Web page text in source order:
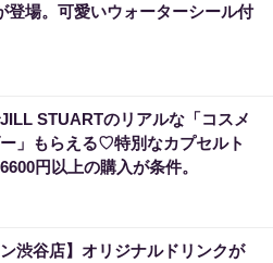
登場。可愛いウォーターシール付
STUARTのリアルな「コスメ
」もらえる♡特別なカプセルト
円以上の購入が条件。
ン渋谷店】オリジナルドリンクが